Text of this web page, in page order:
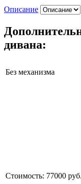
Описание
дивана:
Без механизма
Стоимость: 77000 руб.